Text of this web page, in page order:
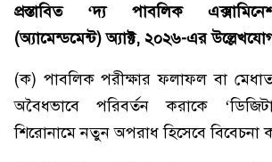
প্রস্তাবিত ‘দ্য পাবলিক
(অ্যামেন্ডমেন্ট) অ্যাক্ট, ২০২৬-এর
(ক) পাবলিক পরীক্ষার ফলাফল বা
অবৈধভাবে পরিবর্তন করাকে
শিরোনামে নতুন অপরাধ হিসেবে বিবেচনা